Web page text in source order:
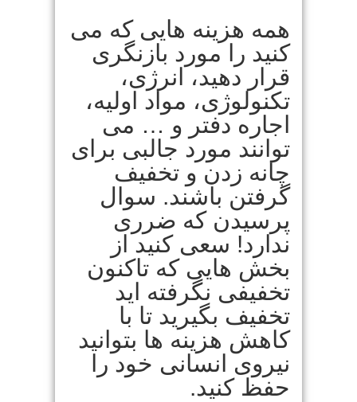
همه هزینه هایی که می
کنید را مورد بازنگری
قرار دهید، انرژی،
تکنولوژی، مواد اولیه،
اجاره دفتر و … می
توانند مورد جالبی برای
چانه زدن و تخفیف
گرفتن باشند. سوال
پرسیدن که ضرری
ندارد! سعی کنید از
بخش هایی که تاکنون
تخفیفی نگرفته اید
تخفیف بگیرید تا با
کاهش هزینه ها بتوانید
نیروی انسانی خود را
حفظ کنید.